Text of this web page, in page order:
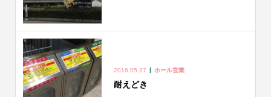
2016.05.27 ホール営業
耐えどき